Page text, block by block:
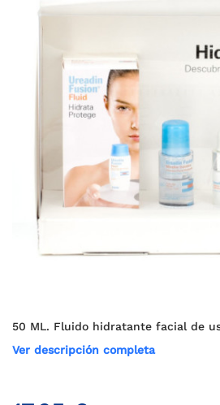
50 ML. Fluido hidratante facial de
Ver descripción completa